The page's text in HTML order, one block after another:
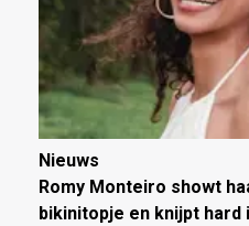
Nieuws
Romy Monteiro showt
bikinitopje en knijpt hard